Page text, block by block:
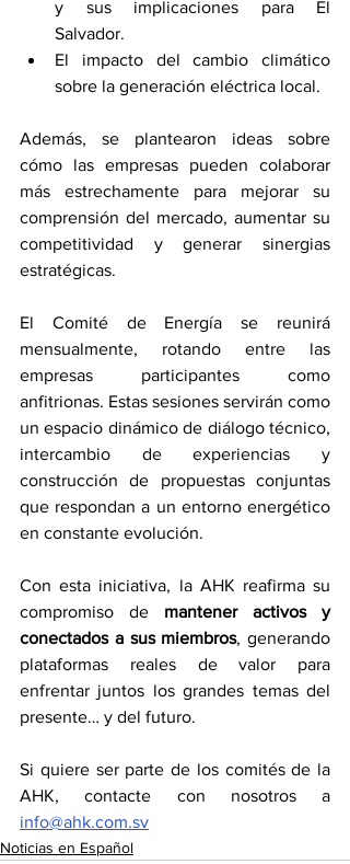
y sus implicaciones para El
Salvador.
El impacto del cambio climático
sobre la generación eléctrica local.
Además, se plantearon ideas sobre
cómo las empresas pueden colaborar
más estrechamente para mejorar su
comprensión del mercado, aumentar su
competitividad y generar sinergias
estratégicas.
El Comité de Energía se reunirá
mensualmente, rotando entre las
empresas participantes como
anfitrionas. Estas sesiones servirán como
un espacio dinámico de diálogo técnico,
intercambio de experiencias y
construcción de propuestas conjuntas
que respondan a un entorno energético
en constante evolución.
Con esta iniciativa, la AHK reafirma su
compromiso de mantener activos y
conectados a sus miembros, generando
plataformas reales de valor para
enfrentar juntos los grandes temas del
presente… y del futuro.
Si quiere ser parte de los comités de la
info@ahk.com.sv
Noticias en Español